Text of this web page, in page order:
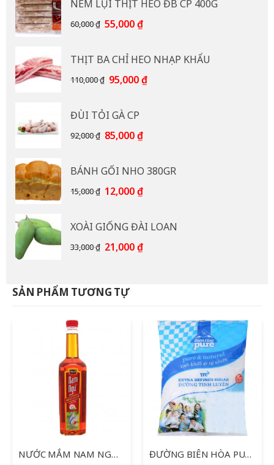
NEM LỤI THỊT HEO ĐB CP 400G
60,000₫ Giá
60,000 ₫.
55,000₫Giá
là:
55,000 ₫.
THỊT BA CHỈ HEO NHẠP KHẨU
110,000₫ Giá
110,000 ₫.
95,000₫Giá
ĐÙI TỎI GÀ CP
92,000₫ Giá
92,000 ₫.
85,000₫Giá
là:
85,000 ₫.
BÁNH GỐI NHO 380GR
15,000₫ Giá
15,000 ₫.
12,000₫Giá
là:
12,000 ₫.
XOÀI GIỐNG ĐÀI LOAN
33,000₫ Giá
33,000 ₫.
21,000₫Giá
SẢN PHẨM TƯƠNG TỰ
NƯỚC MẮM NAM NGƯ 750ML ĐƯỜNG BIÊN HÒA PURE CÀNH MAI 1KG